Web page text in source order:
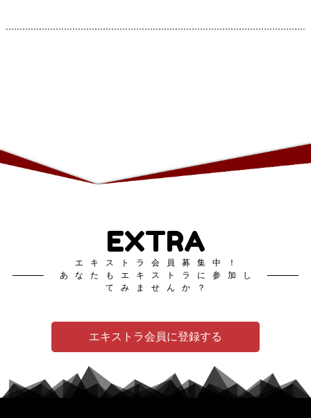
EXTRA
エキストラ会員募集中！
あなたもエキストラに参加し
てみませんか？
エキストラ会員に登録する